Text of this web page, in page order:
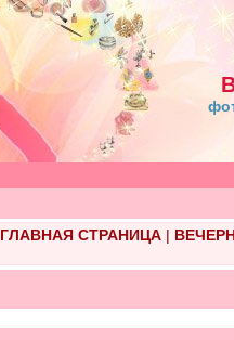
ГЛАВНАЯ СТРАНИЦА|